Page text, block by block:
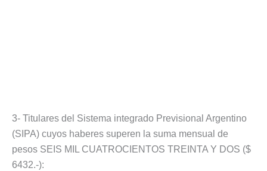
3- Titulares del Sistema integrado Previsional Argentino
(SIPA) cuyos haberes superen la suma mensual de
pesos SEIS MIL CUATROCIENTOS TREINTA Y DOS ($
6432.-):